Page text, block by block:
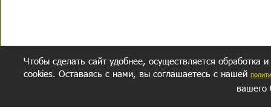
Чтобы сделать сайт удобнее, осуществляется обработка
cookies. Оставаясь с нами, вы соглашаетесь с нашей
вашего